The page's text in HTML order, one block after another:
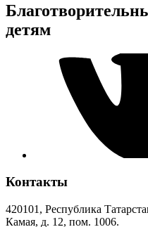
детям
Контакты
420101, Республика
Камая, д. 12, пом. 1006.